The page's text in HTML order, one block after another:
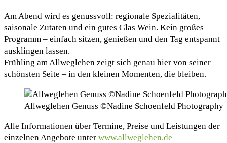
Am Abend wird es genussvoll: regionale Spezialitäten,
saisonale Zutaten und ein gutes Glas Wein. Kein großes
Programm – einfach sitzen, genießen und den Tag entspannt
ausklingen lassen.
Frühling am Allweglehen zeigt sich genau hier von seiner
schönsten Seite – in den kleinen Momenten, die bleiben.
Allweglehen Genuss ©Nadine Schoenfeld Photography
Alle Informationen über Termine, Preise und Leistungen der
einzelnen Angebote unter www.allweglehen.de